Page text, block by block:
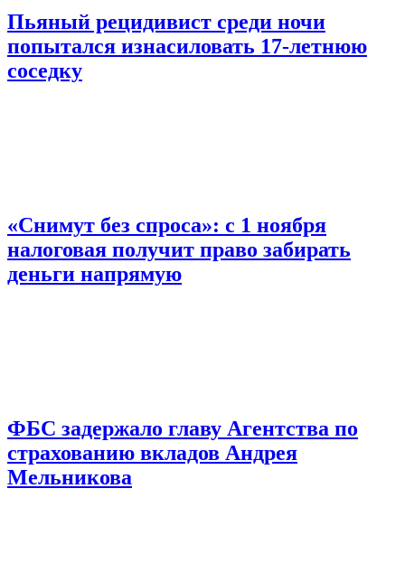
Пьяный рецидивист среди ночи
попытался изнасиловать 17-летнюю
соседку
«Снимут без спроса»: с 1 ноября
налоговая получит право забирать
деньги напрямую
ФБС задержало главу Агентства по
страхованию вкладов Андрея
Мельникова